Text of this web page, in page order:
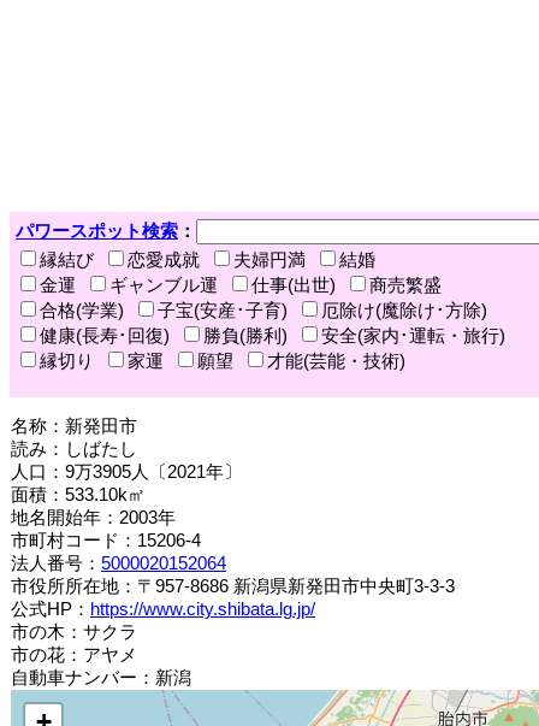
パワースポット検索 ：
縁結び
恋愛成就 夫婦円満
結婚
金運
ギャンブル運 仕事(出世)
商売繁盛
合格(学業)
子宝(安産･子育)
厄除け(魔除け･方除)
健康(長寿･回復)
勝負(勝利)
安全(家内･運転・旅行)
縁切り
家運 願望 才能(芸能・技術)
名称：新発田市
読み：しばたし
人口：9万3905人〔2021年〕
面積：533.10k㎡
地名開始年：2003年
市町村コード：15206-4
法人番号： 5000020152064
市役所所在地：〒957-8686 新潟県新発田市中央町3-3-3
公式HP： https://www.city.shibata.lg.jp/
市の木：サクラ
市の花：アヤメ
自動車ナンバー：新潟